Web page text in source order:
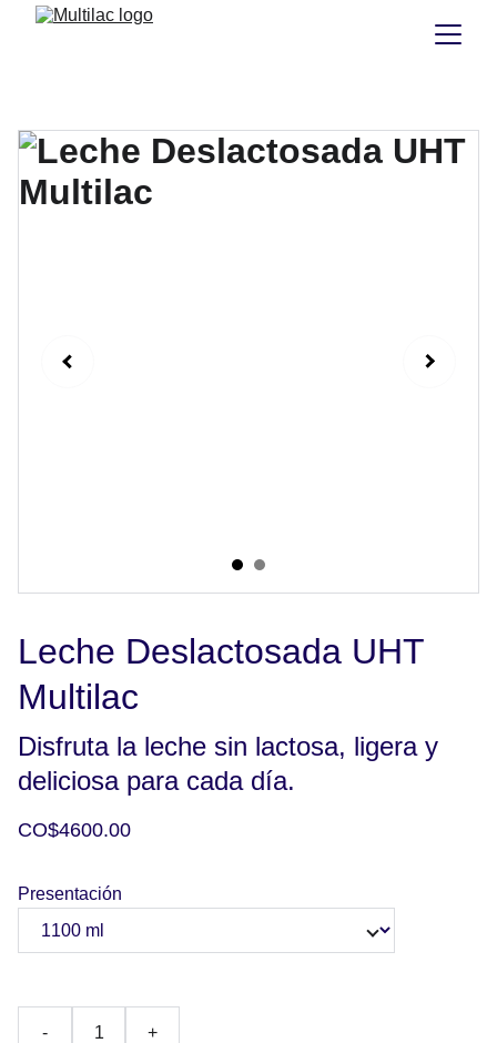
Leche Deslactosada UHT
Multilac
Disfruta la leche sin lactosa, ligera y
deliciosa para cada día.
CO$4600.00
Presentación
- +